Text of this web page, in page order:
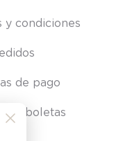
y condiciones
de pago
boletas